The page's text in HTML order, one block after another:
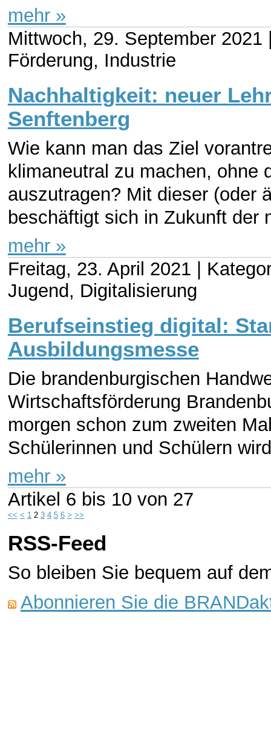
mehr »
Mittwoch, 29. September 2021
Förderung, Industrie
Nachhaltigkeit: neuer
Senftenberg
Wie kann man das Ziel
klimaneutral zu machen, ohne
auszutragen? Mit dieser (oder
beschäftigt sich in Zukunft der
mehr »
Freitag, 23. April 2021 |
Jugend, Digitalisierung
Berufseinstieg digital:
Ausbildungsmesse
Die brandenburgischen
Wirtschaftsförderung
morgen schon zum zweiten
Schülerinnen und Schülern
mehr »
Artikel 6 bis 10 von 27
<< < 1 2 3 4 5 6 > >>
RSS-Feed
So bleiben Sie bequem auf
Abonnieren Sie die